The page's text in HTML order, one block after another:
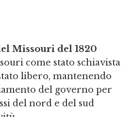
Missouri del 1820
come stato schiavista
libero, mantenendo
del governo per
del nord e del sud